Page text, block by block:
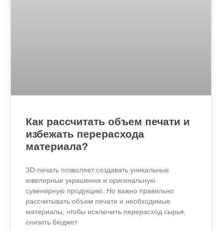
Как рассчитать объем печати и
избежать перерасхода
материала?
3D-печать позволяет создавать уникальные
ювелирные украшения и оригинальную
сувенирную продукцию. Но важно правильно
рассчитывать объем печати и необходимые
материалы, чтобы исключить перерасход сырья,
снизить бюджет